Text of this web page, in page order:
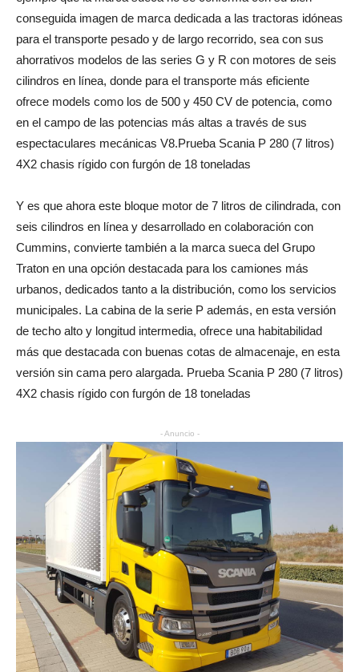
conseguida imagen de marca dedicada a las tractoras idóneas
para el transporte pesado y de largo recorrido, sea con sus
ahorrativos modelos de las series G y R con motores de seis
cilindros en línea, donde para el transporte más eficiente
ofrece models como los de 500 y 450 CV de potencia, como
en el campo de las potencias más altas a través de sus
espectaculares mecánicas V8.Prueba Scania P 280 (7 litros)
4X2 chasis rígido con furgón de 18 toneladas
Y es que ahora este bloque motor de 7 litros de cilindrada, con
seis cilindros en línea y desarrollado en colaboración con
Cummins, convierte también a la marca sueca del Grupo
Traton en una opción destacada para los camiones más
urbanos, dedicados tanto a la distribución, como los servicios
municipales. La cabina de la serie P además, en esta versión
de techo alto y longitud intermedia, ofrece una habitabilidad
más que destacada con buenas cotas de almacenaje, en esta
versión sin cama pero alargada. Prueba Scania P 280 (7 litros)
4X2 chasis rígido con furgón de 18 toneladas
- Anuncio -